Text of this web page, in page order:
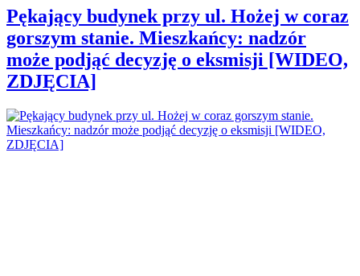
Pękający budynek przy ul. Hożej w coraz
gorszym stanie. Mieszkańcy: nadzór
może podjąć decyzję o eksmisji [WIDEO,
ZDJĘCIA]